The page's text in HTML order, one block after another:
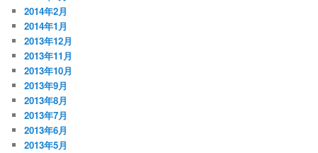
2014年2月
2014年1月
2013年12月
2013年11月
2013年10月
2013年9月
2013年8月
2013年7月
2013年6月
2013年5月